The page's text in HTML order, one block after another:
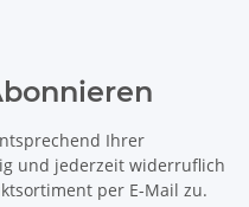
Ihrer
und jederzeit widerruflich
per E-Mail zu.